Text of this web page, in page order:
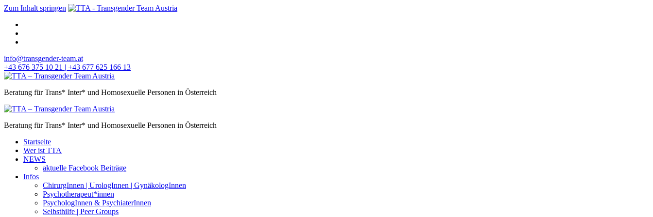
Zum Inhalt springen
info@transgender-team.at
+43 676 375 10 21 | +43 677 625 166 13
Beratung für Trans* Inter* und Homosexuelle Personen in Österreich
Beratung für Trans* Inter* und Homosexuelle Personen in Österreich
Startseite
Wer ist TTA
NEWS
aktuelle Facebook Beiträge
Infos
ChirurgInnen | UrologInnen | GynäkologInnen
Psychotherapeut*innen
PsychologInnen & PsychiaterInnen
Selbsthilfe | Peer Groups